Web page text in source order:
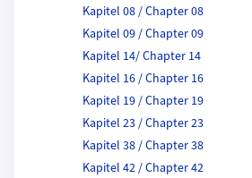
Kapitel 08 / Chapter 08
Kapitel 09 / Chapter 09
Kapitel 14/ Chapter 14
Kapitel 16 / Chapter 16
Kapitel 19 / Chapter 19
Kapitel 23 / Chapter 23
Kapitel 38 / Chapter 38
Kapitel 42 / Chapter 42